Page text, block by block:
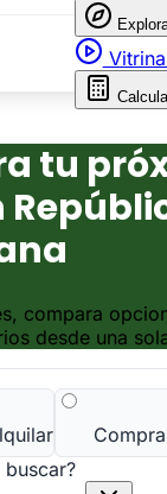
tu
compara
desde una
buscar?